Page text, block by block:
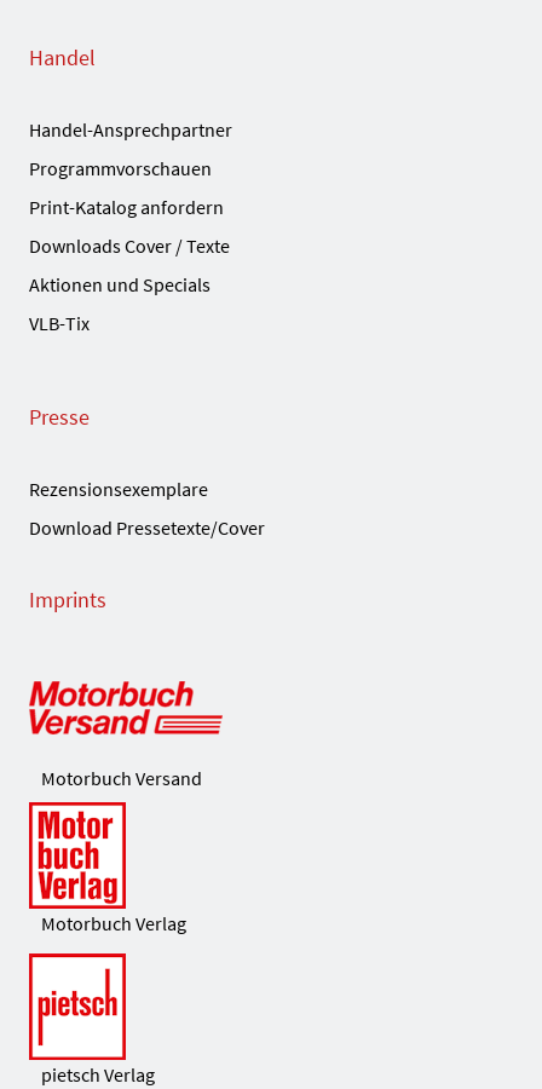
Handel
Handel-Ansprechpartner
Programmvorschauen
Print-Katalog anfordern
Downloads Cover / Texte
Aktionen und Specials
VLB-Tix
Presse
Rezensionsexemplare
Download Pressetexte/Cover
Imprints
Motorbuch Versand
Motorbuch Verlag
pietsch Verlag